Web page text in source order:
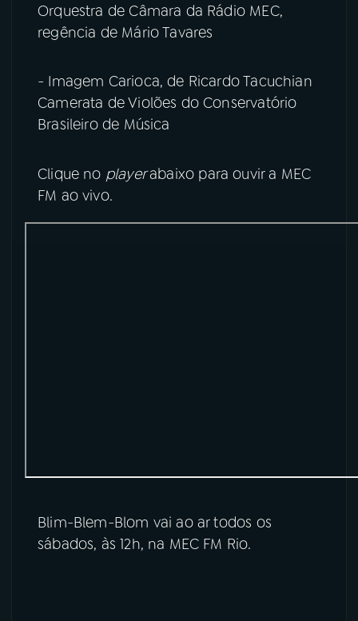
Orquestra de Câmara da Rádio MEC,
regência de Mário Tavares
- Imagem Carioca, de Ricardo Tacuchian
Camerata de Violões do Conservatório
Brasileiro de Música
Clique no playerabaixo para ouvir a MEC
FM ao vivo.
Blim-Blem-Blom vai ao ar todos os
sábados, às 12h, na MEC FM Rio.